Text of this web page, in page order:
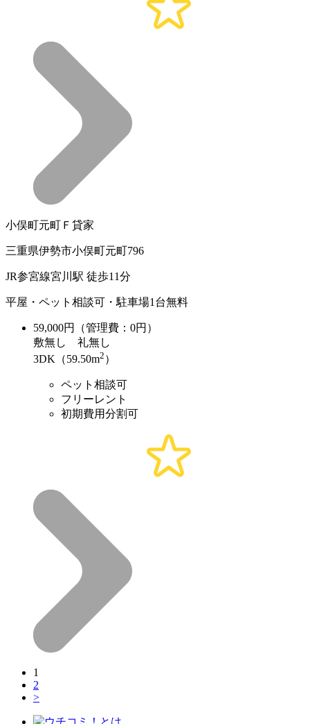
小俣町元町Ｆ貸家
三重県伊勢市小俣町元町796
JR参宮線宮川駅 徒歩11分
平屋・ペット相談可・駐車場1台無料
59,000円（管理費：0円）
敷無し 礼無し
3DK（59.50m2 ）
ペット相談可
フリーレント
初期費用分割可
1
2
>